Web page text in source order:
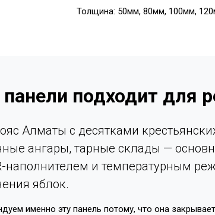
Толщина: 50мм, 80мм, 100мм,
подходит для
Алматы с десятками
ангары, тарные склады —
наполнителем и температурным
яблок.
именно эту панель потому, что она